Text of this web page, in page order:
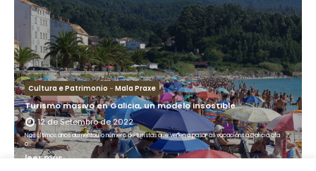
Cultura e Patrimonio - Mala Praxe
Turismo masivo en Galicia, un modelo insostible
12 de Setembro de 2022
Nos últimos anos aumentou o número de turistas que veñen a pasar as vacacións a Galicia ata
o…
leer más...